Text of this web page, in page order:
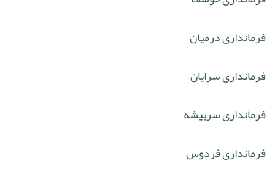
فرمانداری درمیان
فرمانداری سرایان
فرمانداری سربیشه
فرمانداری فردوس